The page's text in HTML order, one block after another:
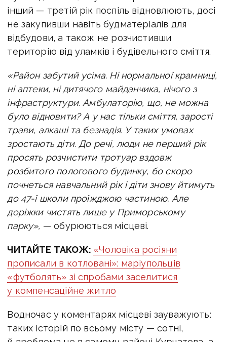
інший — третій рік поспіль відновлюють, досі
не закупивши навіть будматеріалів для
відбудови, а також не розчистивши
територію від уламків і будівельного сміття.
«Район забутий усіма. Ні нормальної крамниці,
ні аптеки, ні дитячого майданчика, нічого з
інфраструктури. Амбулаторію, що, не можна
було відновити? А у нас тільки сміття, зарості
трави, алкаші та безнадія. У таких умовах
зростають діти. До речі, люди не перший рік
просять розчистити тротуар вздовж
розбитого пологового будинку, бо скоро
почнеться навчальний рік і діти знову йтимуть
до 47-ї школи проїжджою частиною. Але
доріжки чистять лише у Приморському
парку», — обурюються місцеві.
ЧИТАЙТЕ ТАКОЖ: «Чоловіка росіяни
прописали в котловані»: маріупольців
«футболять» зі спробами заселитися
у компенсаційне житло
Водночас у коментарях місцеві зауважують:
таких історій по всьому місту — сотні,